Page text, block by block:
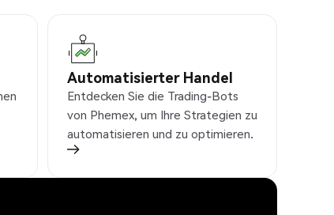
Automatisierter Handel
Entdecken Sie die Trading-Bots
von Phemex, um Ihre Strategien zu
automatisieren und zu optimieren.